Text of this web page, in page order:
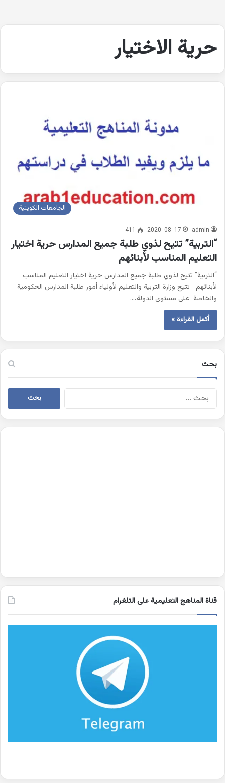
حرية الاختيار
الجامعات الكويتية
admin
2020-08-17
411
“التربية” تتيح لذوي طلبة جميع المدارس حرية اختيار
التعليم المناسب لأبنائهم
“التربية” تتيح لذوي طلبة جميع المدارس حرية اختيار التعليم المناسب
لأبنائهم تتيح وزارة التربية والتعليم لأولياء أمور طلبة المدارس الحكومية
والخاصة على مستوى الدولة،…
أكمل القراءة »
بحث
البحث
قناة المناهج التعليمية على التلغرام